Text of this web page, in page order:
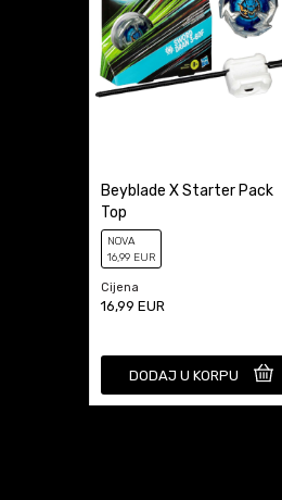
Beyblade X Starter Pack
Top
NOVA
16,99 EUR
Cijena
16,99 EUR
DODAJ U KORPU